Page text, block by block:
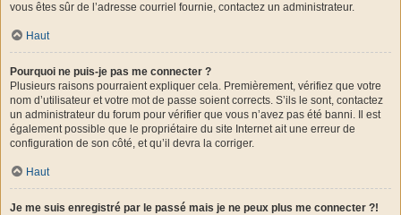
vous êtes sûr de l’adresse courriel fournie, contactez un administrateur.
Haut
Pourquoi ne puis-je pas me connecter ?
Plusieurs raisons pourraient expliquer cela. Premièrement, vérifiez que votre
nom d’utilisateur et votre mot de passe soient corrects. S’ils le sont, contactez
un administrateur du forum pour vérifier que vous n’avez pas été banni. Il est
également possible que le propriétaire du site Internet ait une erreur de
configuration de son côté, et qu’il devra la corriger.
Haut
Je me suis enregistré par le passé mais je ne peux plus me connecter ?!